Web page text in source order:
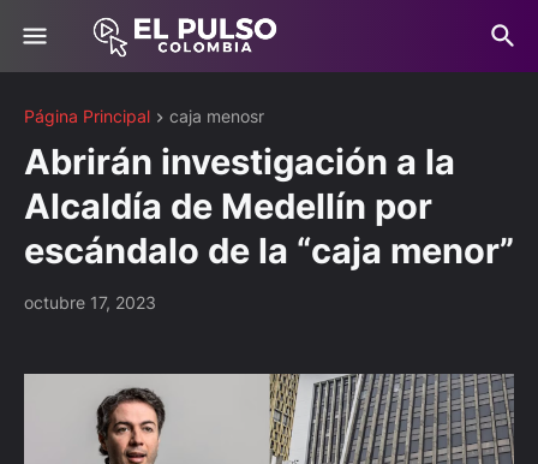
Página Principal caja menosr
Abrirán investigación a la
Alcaldía de Medellín por
escándalo de la “caja menor”
octubre 17, 2023